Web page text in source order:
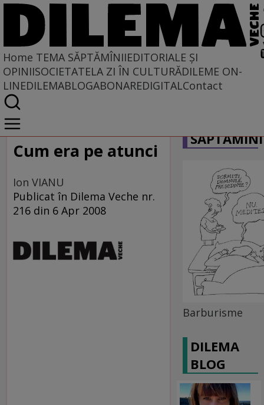
Home TEMA SĂPTĂMÎNIIEDITORIALE ȘI
OPINIISOCIETATELA ZI ÎN CULTURĂDILEME ON-
LINEDILEMABLOGABONAREDIGITALContact
Home
Tema săptămînii
Cum era pe atunci
Ion VIANU
Publicat în Dilema Veche nr.
216 din 6 Apr 2008
Barburisme
DILEMA
BLOG